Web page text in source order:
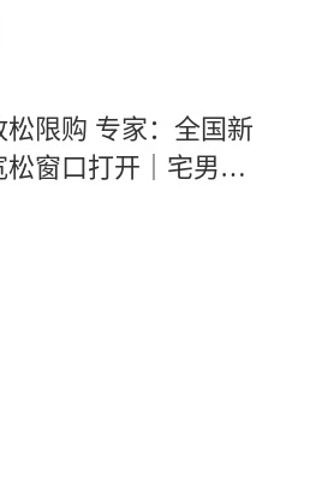
限购 专家：全国新
窗口打开｜宅男财